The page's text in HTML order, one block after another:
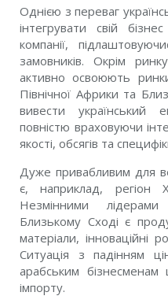
Однією з переваг
інтегрувати свій
компанії,
замовників. Окрім
активно освоюють
Північної Африки та
вивести український
повністю враховуючи
якості, обсягів та
Дуже привабливим для
є, наприклад, регіон
Незмінними
Близькому Сході є
матеріали, інноваційні
Ситуація з падінням
арабським
імпорту.